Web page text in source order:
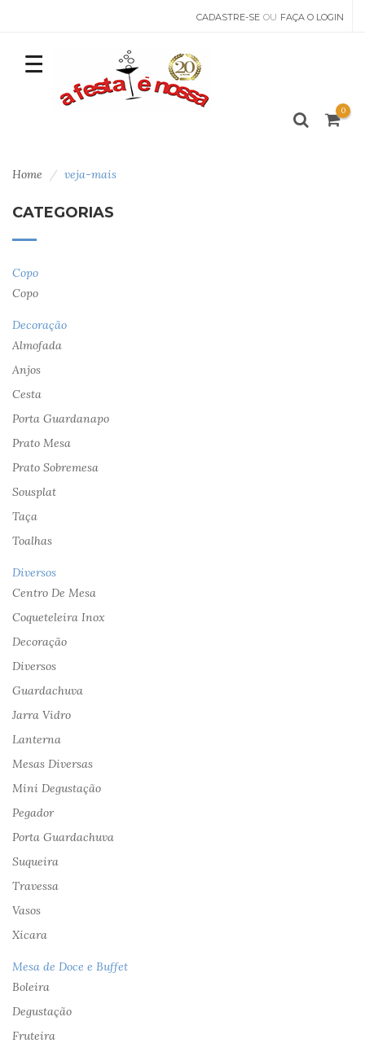
CADASTRE-SE OU FAÇA O LOGIN
0
Home veja-mais
CATEGORIAS
Copo
Copo
Decoração
Almofada
Anjos
Cesta
Porta Guardanapo
Prato Mesa
Prato Sobremesa
Sousplat
Taça
Toalhas
Diversos
Centro De Mesa
Coqueteleira Inox
Decoração
Diversos
Guardachuva
Jarra Vidro
Lanterna
Mesas Diversas
Mini Degustação
Pegador
Porta Guardachuva
Suqueira
Travessa
Vasos
Xicara
Mesa de Doce e Buffet
Boleira
Degustação
Fruteira